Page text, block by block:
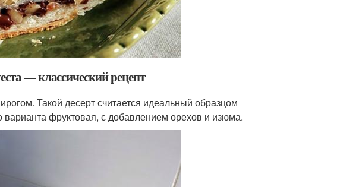
— классический рецепт
Такой десерт считается идеальный образцом
варианта фруктовая, с добавлением орехов и изюма.